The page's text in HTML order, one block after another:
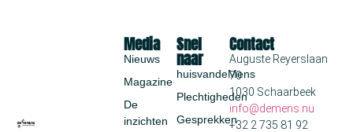
Snel
naar
huisvandeMens
Plechtigheden
Gesprekken
Media
Nieuws
Magazine
De
inzichten
Contact
Auguste Reyerslaan
70
1030 Schaarbeek
info@demens.nu
+32 2 735 81 92